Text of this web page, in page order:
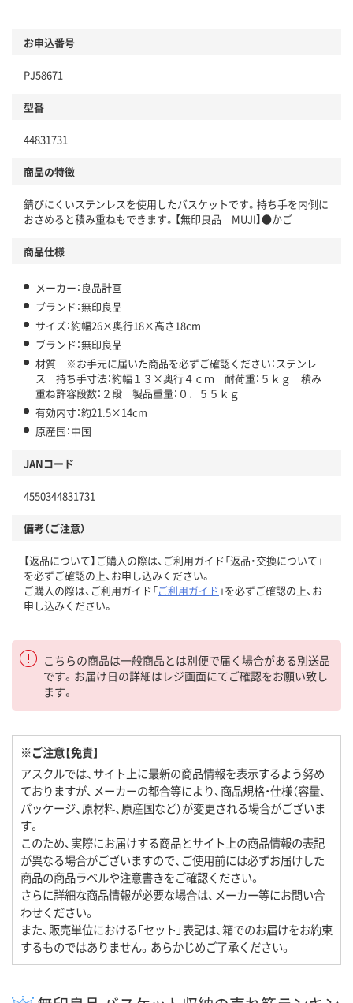
お申込番号
PJ58671
型番
44831731
商品の特徴
錆びにくいステンレスを使用したバスケットです。持ち手を内側に
おさめると積み重ねもできます。【無印良品 MUJI】●かご
商品仕様
メーカー：良品計画
ブランド：無印良品
サイズ：約幅26×奥行18×高さ18cm
ブランド：無印良品
材質 ※お手元に届いた商品を必ずご確認ください：ステンレ
ス 持ち手寸法：約幅１３×奥行４ｃｍ 耐荷重：５ｋｇ 積み
重ね許容段数：２段 製品重量：０．５５ｋｇ
有効内寸：約21.5×14cm
原産国：中国
JANコード
4550344831731
備考（ご注意）
【返品について】ご購入の際は、ご利用ガイド「返品・交換について」
を必ずご確認の上、お申し込みください。
ご購入の際は、ご利用ガイド「ご利用ガイド 」を必ずご確認の上、お
申し込みください。
こちらの商品は一般商品とは別便で届く場合がある別送品
です。お届け日の詳細はレジ画面にてご確認をお願い致し
ます。
※ご注意【免責】
アスクルでは、サイト上に最新の商品情報を表示するよう努め
ておりますが、メーカーの都合等により、商品規格・仕様（容量、
パッケージ、原材料、原産国など）が変更される場合がございま
す。
このため、実際にお届けする商品とサイト上の商品情報の表記
が異なる場合がございますので、ご使用前には必ずお届けした
商品の商品ラベルや注意書きをご確認ください。
さらに詳細な商品情報が必要な場合は、メーカー等にお問い合
わせください。
また、販売単位における「セット」表記は、箱でのお届けをお約束
するものではありません。あらかじめご了承ください。